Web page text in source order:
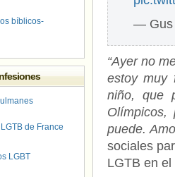
— Gus
“Ayer no
estoy muy
niño, que
puede.
sociales
LGTB en
bíblicos-
de France
LGBT